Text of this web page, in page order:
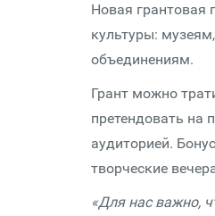
Новая грантовая
культуры:
объединениям.
Грант можно
претендовать на
аудиторией.
творческие
«Для нас важно,